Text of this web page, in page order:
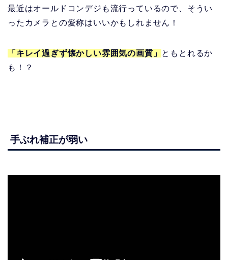
最近はオールドコンデジも流行っているので、そうい
ったカメラとの愛称はいいかもしれません！
「キレイ過ぎず懐かしい雰囲気の画質」 ともとれるか
も！？
手ぶれ補正が弱い